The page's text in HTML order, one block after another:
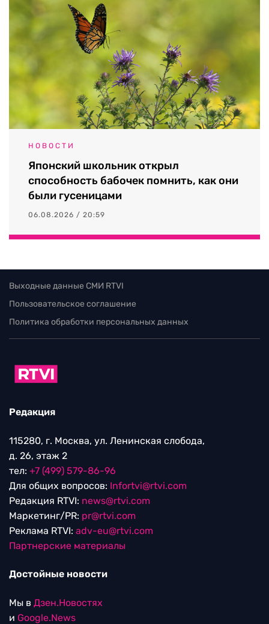
НОВОСТИ
Японский школьник открыл
способность бабочек помнить, как они
были гусеницами
06.08.2026 / 20:59
Выходные данные СМИ RTVI
Пользовательское соглашение
Политика обработки персональных данных
Редакция
115280, г. Москва, ул. Ленинская слобода,
д. 26, этаж 2
тел: +7 (499) 579-86-96
Для общих вопросов: Infortvi@rtvi.com
Редакция RTVI: news@rtvi.com
Маркетинг/PR: pr@rtvi.com
Реклама RTVI: adv-eu@rtvi.com
Партнерские материалы
Достойные новости
Мы в Дзен.Новостях
и Google.News